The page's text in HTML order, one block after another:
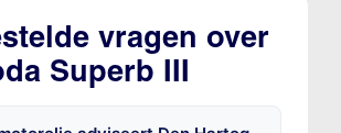
vragen over
Superb III